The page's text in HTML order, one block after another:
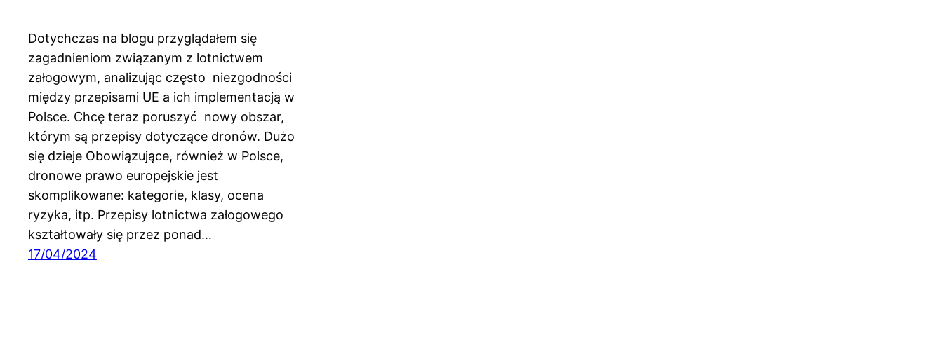
Dotychczas na blogu przyglądałem się
zagadnieniom związanym z lotnictwem
załogowym, analizując często niezgodności
między przepisami UE a ich implementacją w
Polsce. Chcę teraz poruszyć nowy obszar,
którym są przepisy dotyczące dronów. Dużo
się dzieje Obowiązujące, również w Polsce,
dronowe prawo europejskie jest
skomplikowane: kategorie, klasy, ocena
ryzyka, itp. Przepisy lotnictwa załogowego
kształtowały się przez ponad…
17/04/2024